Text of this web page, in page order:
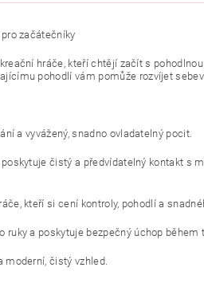
začátečníky
hráče, kteří chtějí začít s
pohodlí vám pomůže rozvíjet
a vyvážený, snadno ovladatelný pocit.
čistý a předvídatelný kontakt s
kteří si cení kontroly, pohodlí a
ruky a poskytuje bezpečný úchop během
moderní, čistý vzhled.